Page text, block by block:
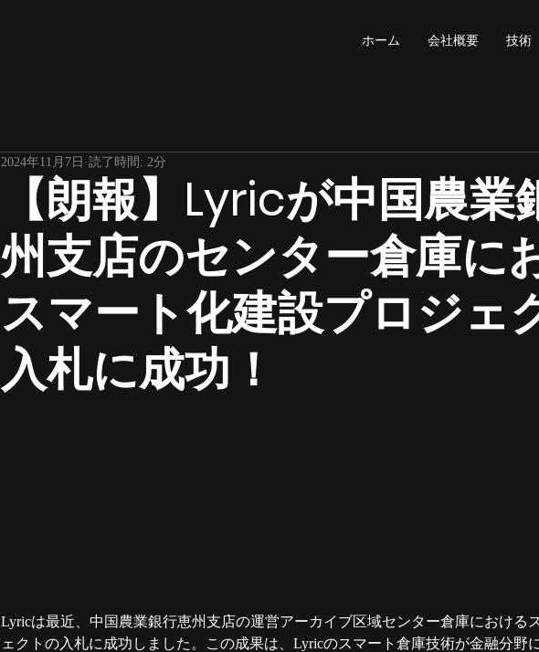
ホーム 会社概要 技術
【朗報】Lyricが中国農業
州支店のセンター倉庫に
スマート化建設プロジェ
入札に成功！
2024年11月7日 読了時間: 2分
Lyricは最近、中国農業銀行恵州支店の運営アーカイブ区域センター倉庫における
ェクトの入札に成功しました。この成果は、Lyricのスマート倉庫技術が金融分野